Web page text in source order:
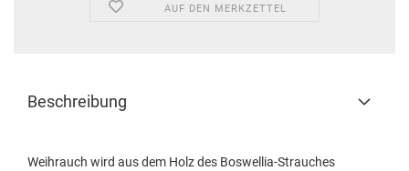
AUF DEN MERKZETTEL
Beschreibung
Weihrauch wird aus dem Holz des Boswellia-Strauches